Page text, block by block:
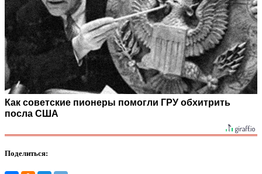
Как советские пионеры помогли ГРУ обхитрить
посла США
Поделиться: